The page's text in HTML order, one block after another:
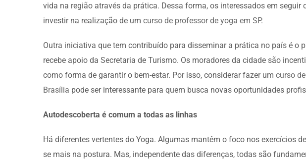
vida na região através da prática. Dessa forma, os interessados em seguir
investir na realização de um curso de professor de yoga em SP.
Outra iniciativa que tem contribuído para disseminar a prática no país é o
recebe apoio da Secretaria de Turismo. Os moradores da cidade são
como forma de garantir o bem-estar. Por isso, considerar fazer um curso
Brasília pode ser interessante para quem busca novas oportunidades
Autodescoberta é comum a todas as linhas
Há diferentes vertentes do Yoga. Algumas mantêm o foco nos exercícios
se mais na postura. Mas, independente das diferenças, todas são